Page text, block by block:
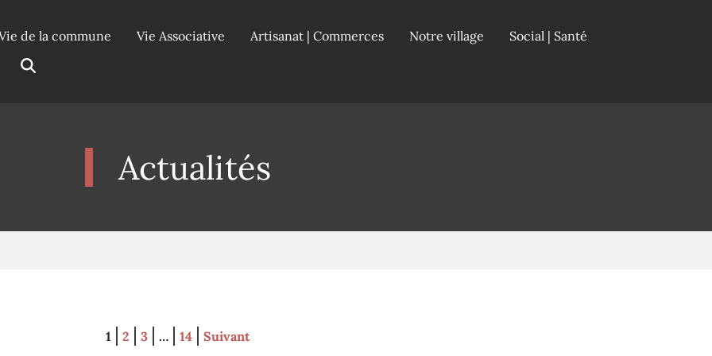
de la commune Vie Associative Artisanat | Commerces Notre village
Social | Santé
Actualités
1 2 3 … 14 Suivant